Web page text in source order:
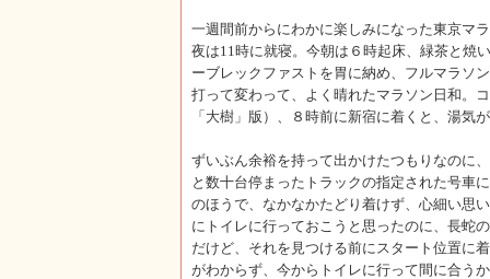
一週間前からにわかに楽しみになった東京マ
夜は11時に就寝。今朝は６時起床、緑茶と焼
ーブレックファストを胃に納め、フルマラソ
打って変わって、よく晴れたマラソン日和。
「大樹」版）、８時前に新宿に着くと、湯気
ずいぶん余裕を持って出かけたつもりなのに
と数十台停まったトラックの指定された号車
のほうで、なかなかたどり着けず、心細い思
にトイレに行っておこうと思ったのに、長蛇
だけど、それを見つける前にスタート位置に
がわからず、今からトイレに行って間に合う